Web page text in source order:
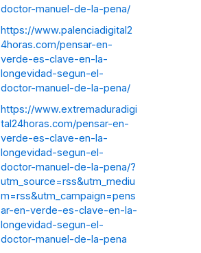
doctor-manuel-de-la-pena/
https://www.palenciadigital2
4horas.com/pensar-en-
verde-es-clave-en-la-
longevidad-segun-el-
doctor-manuel-de-la-pena/
https://www.extremaduradigi
tal24horas.com/pensar-en-
verde-es-clave-en-la-
longevidad-segun-el-
doctor-manuel-de-la-pena/?
utm_source=rss&utm_mediu
m=rss&utm_campaign=pens
ar-en-verde-es-clave-en-la-
longevidad-segun-el-
doctor-manuel-de-la-pena